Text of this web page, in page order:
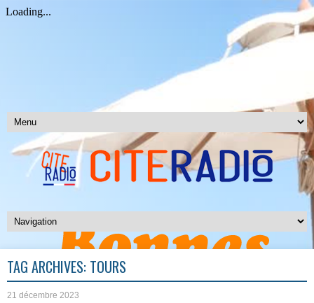
TAG ARCHIVES: TOURS
21 décembre 2023